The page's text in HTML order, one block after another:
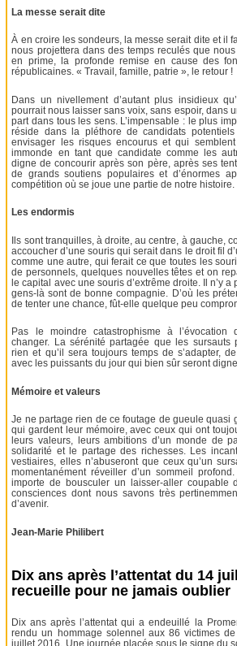
La messe serait dite
À en croire les sondeurs, la messe serait dite et il
nous projettera dans des temps reculés que
en prime, la profonde remise en cause des
républicaines. « Travail, famille, patrie », le retour !
Dans un nivellement d’autant plus insidieux
pourrait nous laisser sans voix, sans espoir, dans
part dans tous les sens. L’impensable : le plus
réside dans la pléthore de candidats
envisager les risques encourus et qui
immonde en tant que candidate comme les
digne de concourir après son père, après ses
de grands soutiens populaires et d’énormes
compétition où se joue une partie de notre histoire.
Les endormis
Ils sont tranquilles, à droite, au centre, à gauche,
accoucher d’une souris qui serait dans le droit fil
comme une autre, qui ferait ce que toutes les
de personnels, quelques nouvelles têtes et on
le capital avec une souris d’extrême droite. Il n’y a
gens-là sont de bonne compagnie. D’où les
de tenter une chance, fût-elle quelque peu
Pas le moindre catastrophisme à l’évocation
changer. La sérénité partagée que les sursauts
rien et qu’il sera toujours temps de s’adapter,
avec les puissants du jour qui bien sûr seront
Mémoire et valeurs
Je ne partage rien de ce foutage de gueule quasi
qui gardent leur mémoire, avec ceux qui ont
leurs valeurs, leurs ambitions d’un monde de
solidarité et le partage des richesses. Les
vestiaires, elles n’abuseront que ceux qu’un
momentanément réveiller d’un sommeil
importe de bousculer un laisser-aller coupable
consciences dont nous savons très
d’avenir.
Jean-Marie Philibert
Dix ans après l’attentat du 14
recueille pour ne jamais oublier
Dix ans après l’attentat qui a endeuillé la
rendu un hommage solennel aux 86 victimes
juillet 2016. Une journée placée sous le signe du